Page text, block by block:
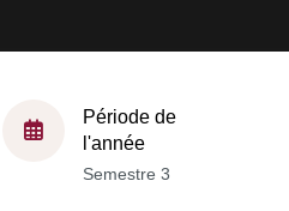
Période de
l'année
Semestre 3